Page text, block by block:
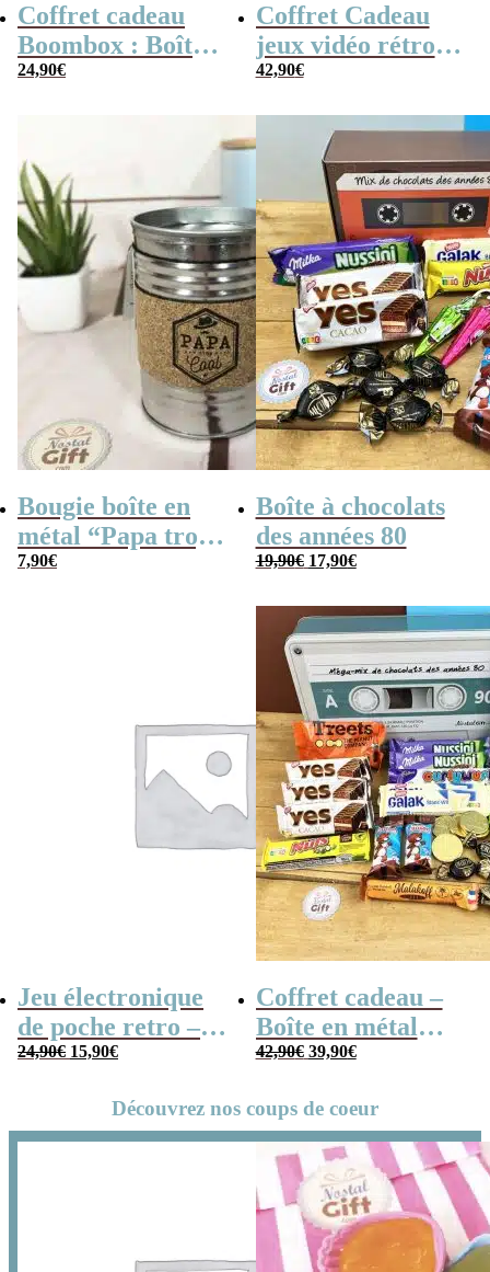
Coffret cadeau
Boombox : Boîte
bonbons des
24,90€
Coffret Cadeau
jeux vidéo rétro
(avec sa console de
42,90€
Bougie boîte en
métal “Papa trop
cool” (gris)
7,90€
Boîte à chocolats
des années 80
19,90€ Le
prix
19,90€.
17,90€Le
prix
17,90€.
Jeu électronique
de poche retro –
Console vintage
24,90€ Le
prix
15,90€Le
prix
Coffret cadeau –
Boîte en métal
cassette –
années 80 – grand
coffret chocolat
original
42,90€ Le
prix
39,90€Le
prix
Découvrez nos coups de coeur